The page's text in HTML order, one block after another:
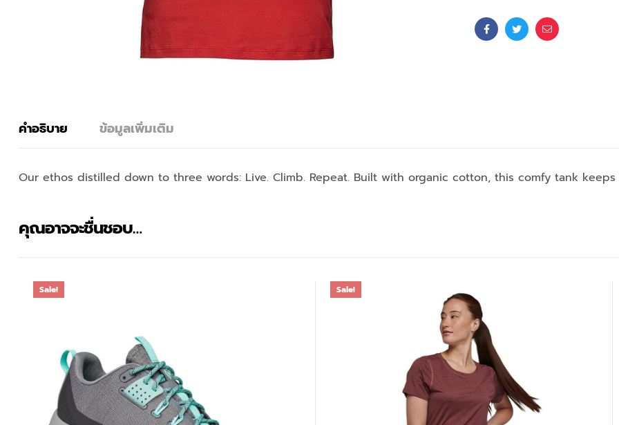
FacebookTwitterEmail
คำอธิบาย ข้อมูลเพิ่มเติม
Our ethos distilled down to three words: Live. Climb. Repeat. Built with organic cotton, this comfy tank
คุณอาจจะชื่นชอบ…
Sale! Sale!